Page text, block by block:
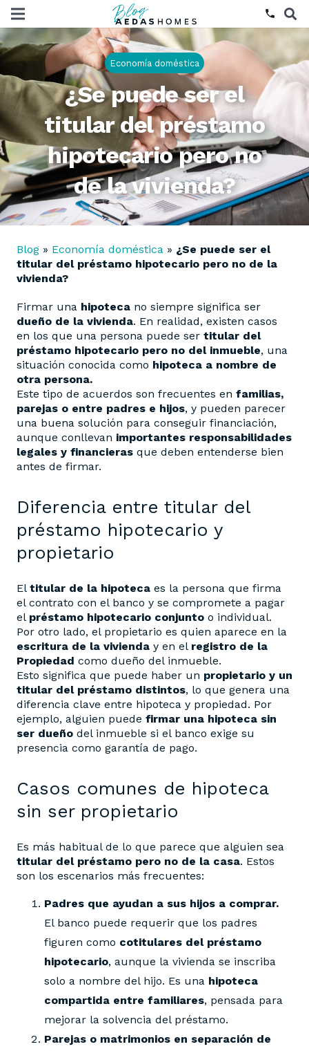
phone
Economía doméstica
¿Se puede ser el
titular del préstamo
hipotecario pero no
de la vivienda?
Blog » Economía doméstica » ¿Se puede ser el
titular del préstamo hipotecario pero no de la
vivienda?
Firmar una hipoteca no siempre significa ser
dueño de la vivienda. En realidad, existen casos
en los que una persona puede ser titular del
préstamo hipotecario pero no del inmueble, una
situación conocida como hipoteca a nombre de
otra persona.
Este tipo de acuerdos son frecuentes en familias,
parejas o entre padres e hijos, y pueden parecer
una buena solución para conseguir financiación,
aunque conllevan importantes responsabilidades
legales y financieras que deben entenderse bien
antes de firmar.
Diferencia entre titular del
préstamo hipotecario y
propietario
El titular de la hipoteca es la persona que firma
el contrato con el banco y se compromete a pagar
el préstamo hipotecario conjunto o individual.
Por otro lado, el propietario es quien aparece en la
escritura de la vivienda y en el registro de la
Propiedad como dueño del inmueble.
Esto significa que puede haber un propietario y un
titular del préstamo distintos, lo que genera una
diferencia clave entre hipoteca y propiedad. Por
ejemplo, alguien puede firmar una hipoteca sin
ser dueño del inmueble si el banco exige su
presencia como garantía de pago.
Casos comunes de hipoteca
sin ser propietario
Es más habitual de lo que parece que alguien sea
titular del préstamo pero no de la casa. Estos
son los escenarios más frecuentes:
Padres que ayudan a sus hijos a comprar.
El banco puede requerir que los padres
figuren como cotitulares del préstamo
hipotecario, aunque la vivienda se inscriba
solo a nombre del hijo. Es una hipoteca
compartida entre familiares, pensada para
mejorar la solvencia del préstamo.
Parejas o matrimonios en separación de